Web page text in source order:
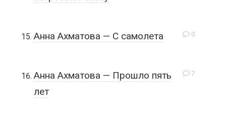
0
Анна Ахматова — С самолета
7
Анна Ахматова — Прошло пять
лет